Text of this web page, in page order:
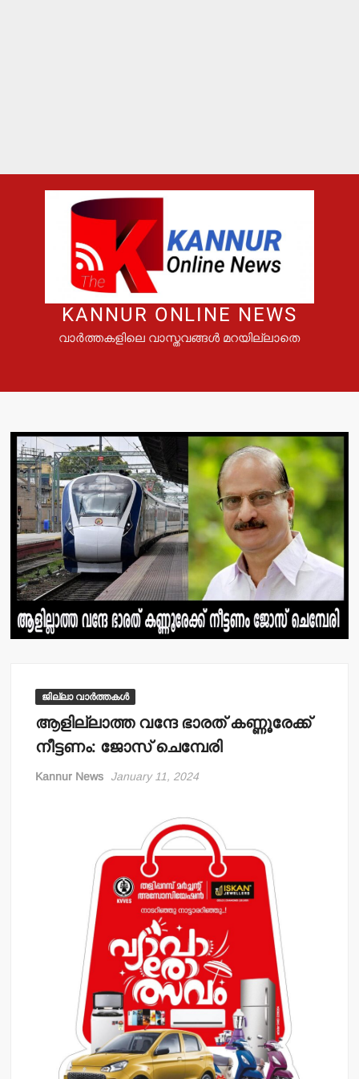
KANNUR ONLINE NEWS
വാർത്തകളിലെ വാസ്തവങ്ങൾ മറയില്ലാതെ
ജില്ലാ വാർത്തകൾ
ആളില്ലാത്ത വന്ദേ ഭാരത് കണ്ണൂരേക്ക്
നീട്ടണം: ജോസ് ചെമ്പേരി
Kannur News January 11, 2024